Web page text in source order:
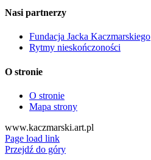
Nasi partnerzy
Fundacja Jacka Kaczmarskiego
Rytmy nieskończoności
O stronie
O stronie
Mapa strony
www.kaczmarski.art.pl
Page load link
Przejdź do góry